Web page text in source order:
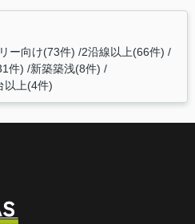
ー向け(73件) 2沿線以上(66件)
件) 新築築浅(8件)
以上(4件)